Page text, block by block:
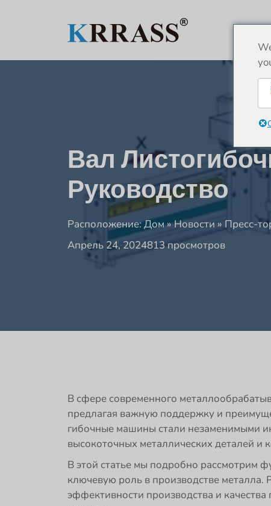
Вал
Руководство
Расположение:Дом»Новости » Пресс-
Апрель 24, 2024813 просмотров
В сфере современного
предлагая важную поддержку и
гибочные машины стали незаменимыми
высокоточных металлических деталей и
В этой статье мы подробно рассмотрим
ключевую роль в производстве
эффективности производства и